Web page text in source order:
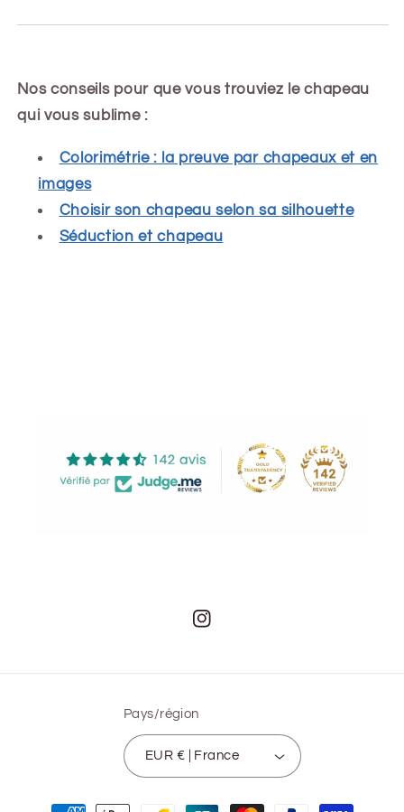
Nos conseils pour que vous trouviez le chapeau
qui vous sublime :
Colorimétrie : la preuve par chapeaux et en
images
Choisir son chapeau selon sa silhouette
Séduction et chapeau
Instagram
Pays/région
EUR € | France
Moyens